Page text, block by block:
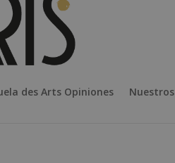
des Arts Opiniones